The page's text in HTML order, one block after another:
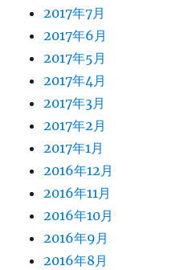
2017年7月
2017年6月
2017年5月
2017年4月
2017年3月
2017年2月
2017年1月
2016年12月
2016年11月
2016年10月
2016年9月
2016年8月